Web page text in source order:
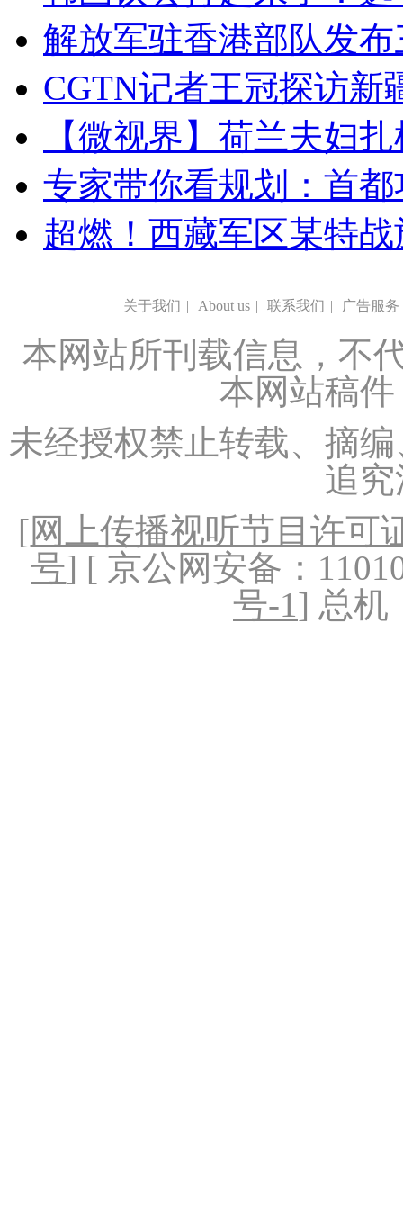
解放军驻香港部队发
CGTN记者王冠探访新
【微视界】荷兰夫妇
专家带你看规划：首
超燃！西藏军区某特
关于我们 | About us | 联系我们 | 广告服务
本网站所刊载信息，不
本网站稿
未经授权禁止转载、摘
追
[网上传播视听节目许可
号] [ 京公网安备：
号-1] 总机